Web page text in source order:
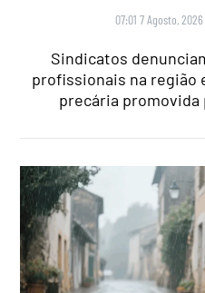
07:01 7 Agosto, 2026
Sindicatos
profissionais na região
precária promovida